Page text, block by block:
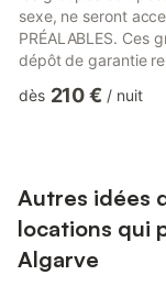
sexe, ne seront
PRÉALABLES. Ces
dépôt de garantie
admis. - Fumer à
dès 210 € / nuit
Autres idées
locations qui
Algarve